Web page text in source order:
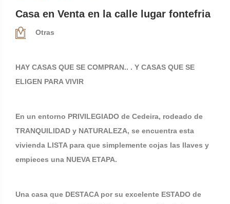
Casa en Venta en la calle lugar fontefria
Otras
HAY CASAS QUE SE COMPRAN.. . Y CASAS QUE SE
ELIGEN PARA VIVIR
En un entorno PRIVILEGIADO de Cedeira, rodeado de
TRANQUILIDAD y NATURALEZA, se encuentra esta
vivienda LISTA para que simplemente cojas las llaves y
empieces una NUEVA ETAPA.
Una casa que DESTACA por su excelente ESTADO de